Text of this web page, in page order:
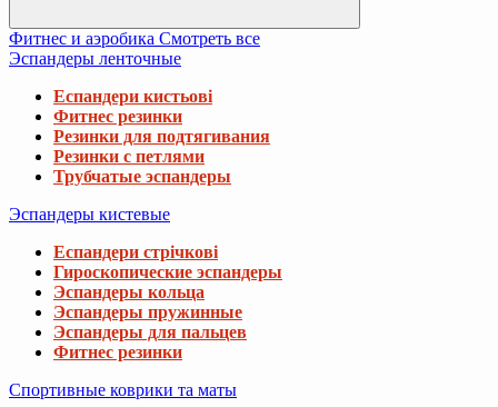
Фитнес и аэробика Смотреть все
Эспандеры ленточные
Еспандери кистьові
Фитнес резинки
Резинки для подтягивания
Резинки с петлями
Трубчатые эспандеры
Эспандеры кистевые
Еспандери стрічкові
Гироскопические эспандеры
Эспандеры кольца
Эспандеры пружинные
Эспандеры для пальцев
Фитнес резинки
Спортивные коврики та маты